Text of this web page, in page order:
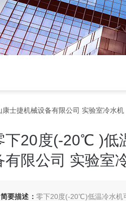
士捷机械设备有限公司 实验室冷水机
下20度(-20℃ )低
有限公司 实验室
简要描述： 零下20度(-20℃)低温冷水机